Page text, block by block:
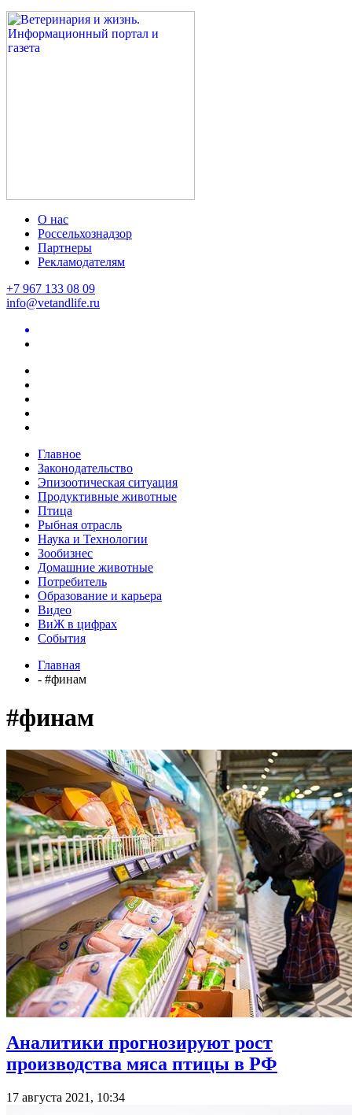
О нас
Россельхознадзор
Партнеры
Рекламодателям
+7 967 133 08 09
info@vetandlife.ru
Главное
Законодательство
Эпизоотическая ситуация
Продуктивные животные
Птица
Рыбная отрасль
Наука и Технологии
Зообизнес
Домашние животные
Потребитель
Образование и карьера
Видео
ВиЖ в цифрах
События
Главная
- #финам
#финам
Аналитики прогнозируют рост
производства мяса птицы в РФ
17 августа 2021, 10:34